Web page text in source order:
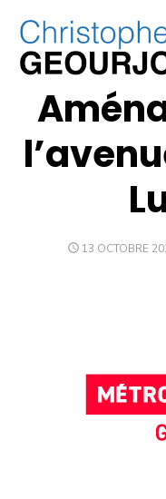
DÉPLACEMENTS ,
13 OCTOBRE